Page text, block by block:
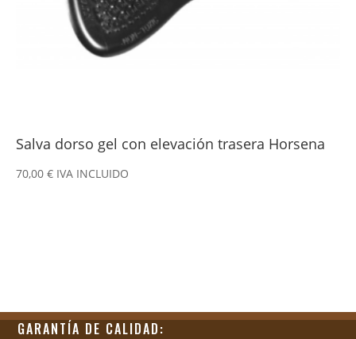
Salva dorso gel con elevación trasera Horsena
70,00 € IVA INCLUIDO
GARANTÍA DE CALIDAD: